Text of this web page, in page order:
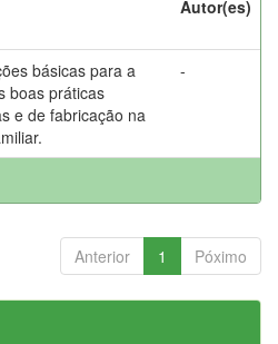
Autor(es)
básicas para a
boas práticas
e de fabricação na
-
Anterior 1 Póximo